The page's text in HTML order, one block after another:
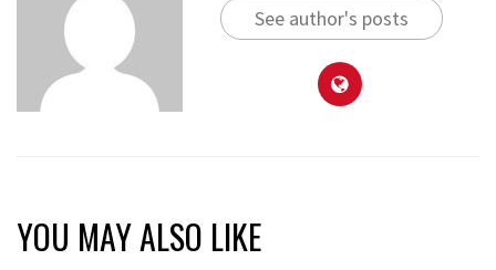
See author's posts
YOU MAY ALSO LIKE